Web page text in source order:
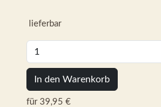
lieferbar
In den Warenkorb
für 39,95 €